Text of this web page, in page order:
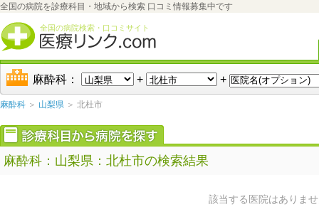
全国の病院を診療科目・地域から検索 口コミ情報募集中です
全国の病院検索・口コミサイト
麻酔科： + +
麻酔科 ＞ 山梨県 ＞ 北杜市
麻酔科：山梨県：北杜市の検索結果
該当する医院はありま